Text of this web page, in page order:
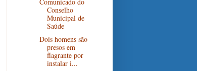
Conselho
Municipal de
Saúde
Dois homens são
presos em
flagrante por
instalar i...